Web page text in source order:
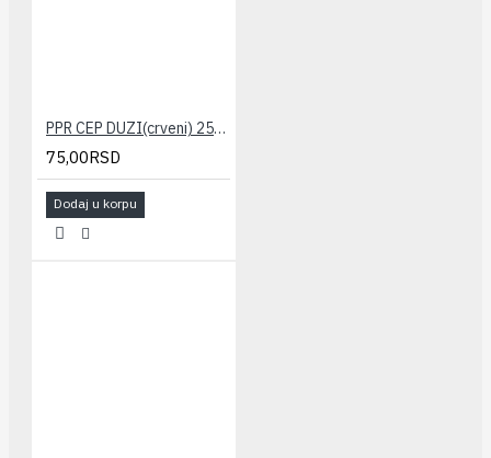
PPR CEP DUZI(crveni) 25x3/4" PESTAN
75,00RSD
Dodaj u korpu